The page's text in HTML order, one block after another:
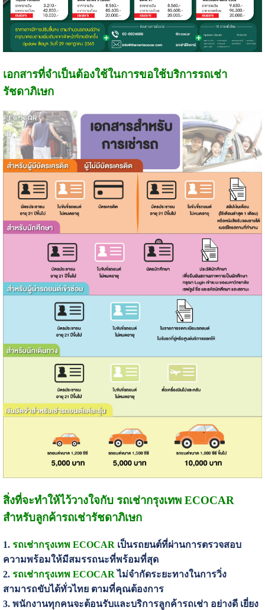
เอกสารที่จำเป็นต้องใช้ในการขอใช้บริการรถเช่า
รัชดาภิเษก
สิ่งที่จะทำให้ไว้วางใจกับ รถเช่ากรุงเทพ ECOCAR
สำหรับลูกค้ารถเช่ารัชดาภิเษก
1. รถเช่ากรุงเทพ ECOCARเป็นรถยนต์ที่ผ่านการตรวจสอบ
ความพร้อมให้มีสมรรถนะที่พร้อมที่สุด
2. รถเช่ากรุงเทพ ECOCAR ไม่จำกัดระยะทางในการวิ่ง
สามารถขับได้ทั่วไทย ตามที่คุณต้องการ
3. พนักงานทุกคนจะต้อนรับและบริการลูกค้ารถเช่า อย่างดี เยี่ยง